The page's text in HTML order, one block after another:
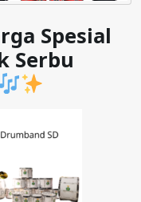
Spesial
Serbu